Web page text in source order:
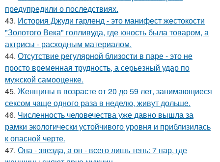
предупредили о последствиях.
43. История Джуди гарленд - это манифест жестокости
"Золотого Века" голливуда, где юность была товаром, а
актрисы - расходным материалом.
44. Отсутствие регулярной близости в паре - это не
просто временная трудность, а серьезный удар по
мужской самооценке.
45. Женщины в возрасте от 20 до 59 лет, занимающиеся
сексом чаще одного раза в неделю, живут дольше.
46. Численность человечества уже давно вышла за
рамки экологически устойчивого уровня и приблизилась
к опасной черте.
47. Она - звезда, а он - всего лишь тень: 7 пар, где